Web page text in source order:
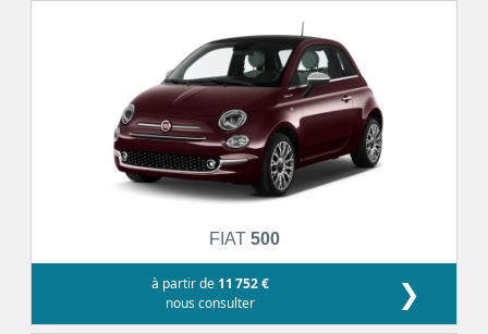
FIAT 500
à partir de 11 752 €
nous consulter
❯